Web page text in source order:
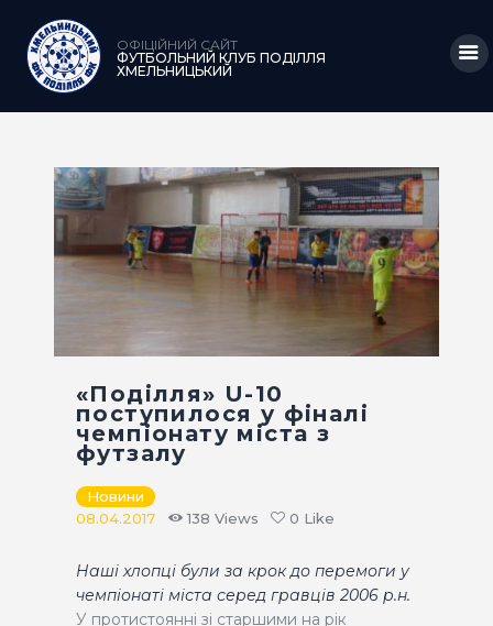
ОФІЦІЙНИЙ САЙТ
ФУТБОЛЬНИЙ КЛУБ ПОДІЛЛЯ
ХМЕЛЬНИЦЬКИЙ
ГОЛОВНА
НОВИНИ
КЛУБ
КОМАНДА
МАТЧІ
АКАДЕМІЯ
МЕДІА
КРАМНИЦЯ
КВИТКИ
«Поділля» U-10
поступилося у фіналі
чемпіонату міста з
футзалу
Новини
08.04.2017
138 Views 0 Like
Наші хлопці були за крок до перемоги у
чемпіонаті міста серед гравців 2006 р.н.
У протистоянні зі старшими на рік